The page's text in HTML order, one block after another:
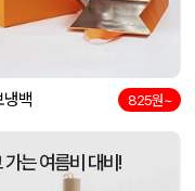
08-06
08-06
명 (박인쇄) 08-06
백 825원~
가는 여름비 대비!